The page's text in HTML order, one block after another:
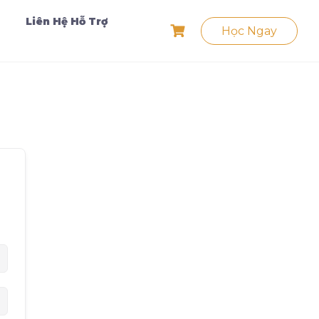
Liên Hệ Hỗ Trợ
Học Ngay